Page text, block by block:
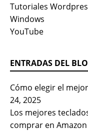
Tutoriales
Windows
YouTube
ENTRADAS DEL
Cómo elegir el
24, 2025
Los mejores
comprar en Amazon